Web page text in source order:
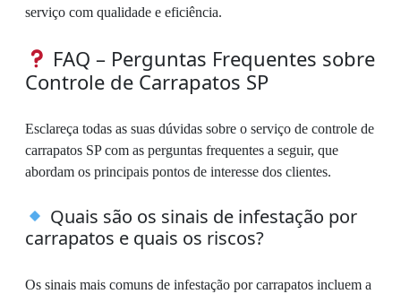
serviço com qualidade e eficiência.
FAQ – Perguntas Frequentes sobre
Controle de Carrapatos SP
Esclareça todas as suas dúvidas sobre o serviço de controle de
carrapatos SP com as perguntas frequentes a seguir, que
abordam os principais pontos de interesse dos clientes.
Quais são os sinais de infestação por
carrapatos e quais os riscos?
Os sinais mais comuns de infestação por carrapatos incluem a